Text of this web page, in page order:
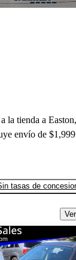
la tienda a
envío de $1,999
tasas de